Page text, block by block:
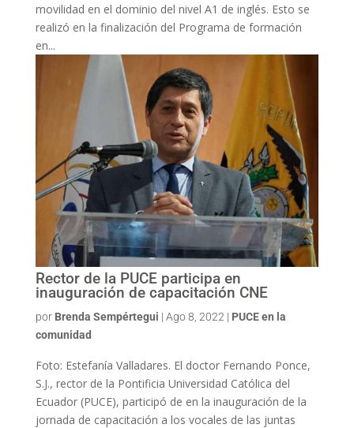
movilidad en el dominio del nivel A1 de inglés. Esto se
realizó en la finalización del Programa de formación
en...
Rector de la PUCE participa en
inauguración de capacitación CNE
por Brenda Sempértegui | Ago 8, 2022 | PUCE en la
comunidad
Foto: Estefanía Valladares. El doctor Fernando Ponce,
S.J., rector de la Pontificia Universidad Católica del
Ecuador (PUCE), participó de en la inauguración de la
jornada de capacitación a los vocales de las juntas